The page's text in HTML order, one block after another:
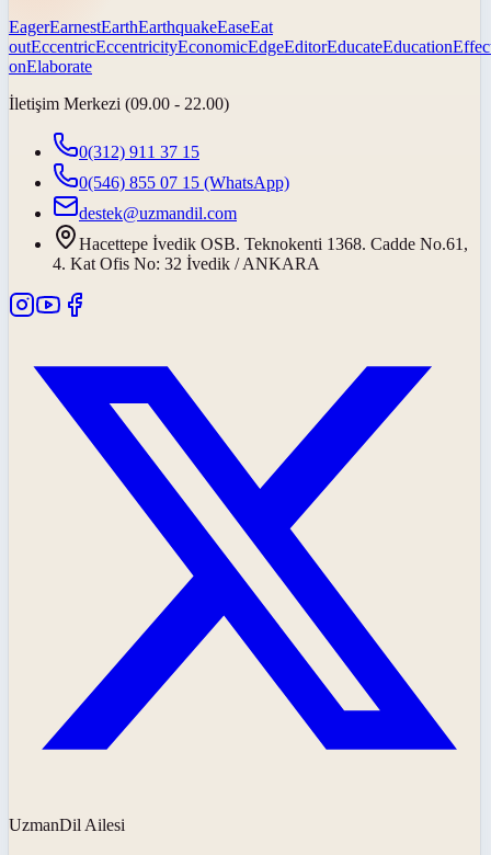
EagerEarnestEarthEarthquakeEaseEat
outEccentricEccentricityEconomicEdgeEditorEducateEducation
onElaborate
İletişim Merkezi (09.00 - 22.00)
0(312) 911 37 15
0(546) 855 07 15 (WhatsApp)
destek@uzmandil.com
Hacettepe İvedik OSB. Teknokenti 1368. Cadde No.61,
4. Kat Ofis No: 32 İvedik / ANKARA
UzmanDil Ailesi